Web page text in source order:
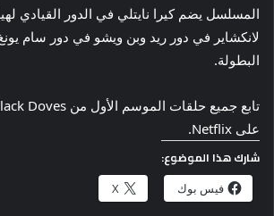
المسلسل يضم كيرا نايتلي في الدور القيادي
لانكشاير في دور ريد وبن ويشو في دور سام
البطولة.
على Netflix.
شارك هذا الموضوع:
فيس بوك X